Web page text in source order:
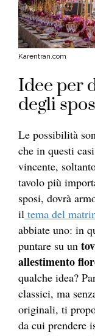
Karentran.com
Idee per
degli
Le possibilità
che in questi
vincente,
tavolo più
sposi, dovrà
il tema del
abbiate uno: in
puntare su un
allestimento
qualche idea?
classici, ma
originali, ti
da cui prendere